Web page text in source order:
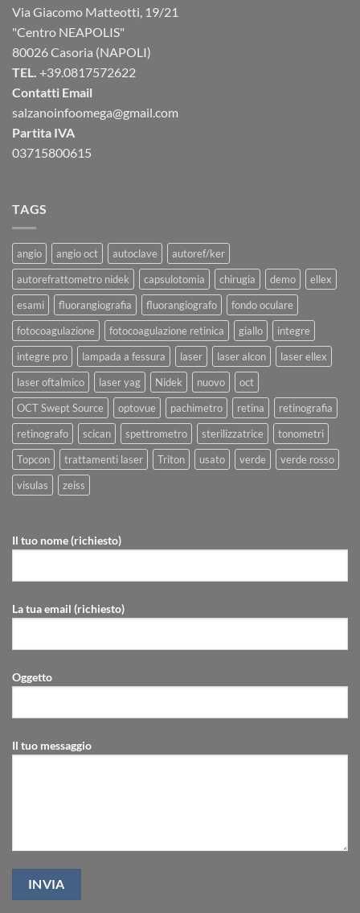
Via Giacomo Matteotti, 19/21
"Centro NEAPOLIS"
80026 Casoria (NAPOLI)
TEL. +39.0817572622
Contatti Email
salzanoinfoomega@gmail.com
Partita IVA
03715800615
TAGS
angio angio oct autoclave
autoref/ker
autorefrattometro nidek
capsulotomia chirugia demo
ellex
esami
fluorangiografia fluorangiografo
fondo oculare
fotocoagulazione
fotocoagulazione retinica giallo
integre
integre pro
lampada a fessura laser laser alcon
laser ellex
laser oftalmico
laser yag Nidek nuovo
oct
OCT Swept Source
optovue pachimetro retina
retinografia
retinografo
scican spettrometro sterilizzatrice
tonometri
Topcon
trattamenti laser Triton usato verde
verde rosso
visulas
zeiss
Il tuo nome (richiesto)
La tua email (richiesto)
Oggetto
Il tuo messaggio